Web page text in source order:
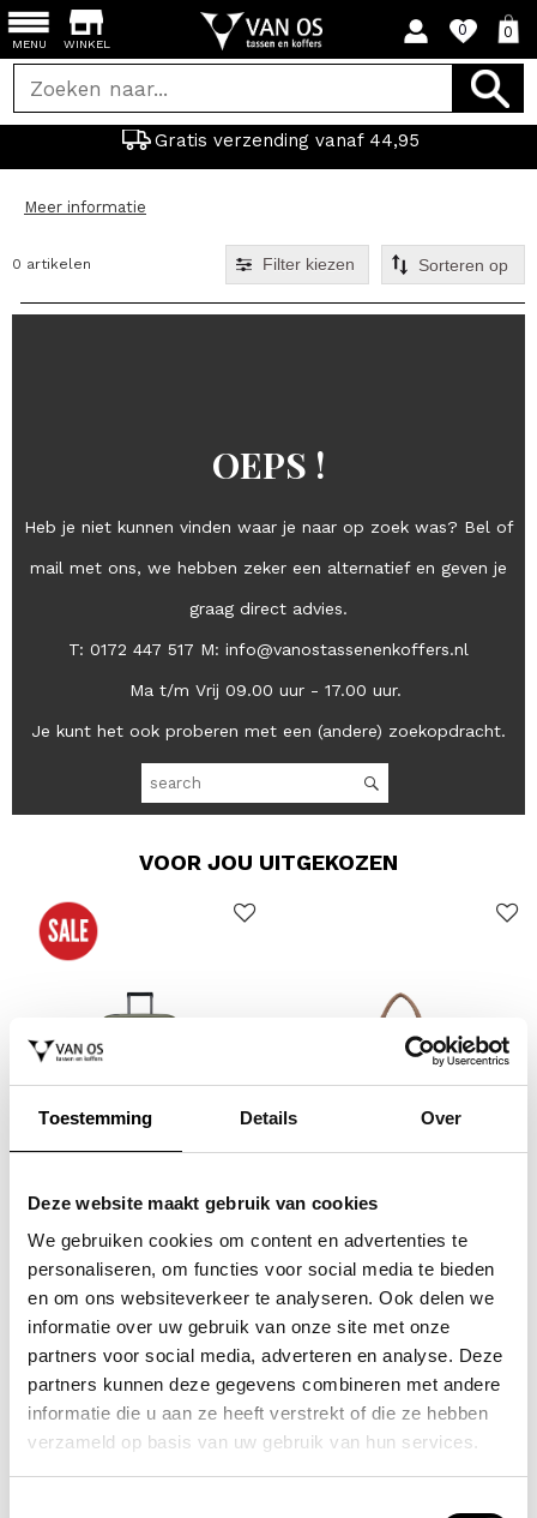
Toestemming Details Over
Deze website maakt gebruik van cookies
We gebruiken cookies om content en advertenties te
personaliseren, om functies voor social media te bieden
en om ons websiteverkeer te analyseren. Ook delen we
informatie over uw gebruik van onze site met onze
partners voor social media, adverteren en analyse. Deze
partners kunnen deze gegevens combineren met andere
informatie die u aan ze heeft verstrekt of die ze hebben
verzameld op basis van uw gebruik van hun services.
WINKEL
0 0
Gratis verzending vanaf 44,95
MENU
Meer informatie
0 artikelen Filter kiezen
OEPS !
Heb je niet kunnen vinden waar je naar op zoek was? Bel of
mail met ons, we hebben zeker een alternatief en geven je
graag direct advies.
T: 0172 447 517 M: info@vanostassenenkoffers.nl
Ma t/m Vrij 09.00 uur - 17.00 uur.
Je kunt het ook proberen met een (andere) zoekopdracht.
VOOR JOU UITGEKOZEN
koffer / trolley /
reiskoffer 75 cm (large)
s'cure
VAN 249,00VOOR 159,00
grote schoudertas /
handtas dames birina
49,95
POPULAIRE EN BEST VERKOCHT